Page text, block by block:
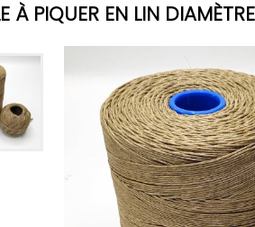
À PIQUER EN LIN